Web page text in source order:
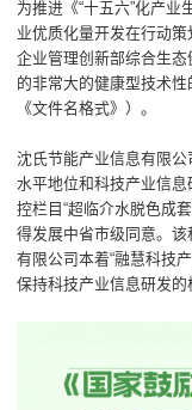
为推进《“十五六”化产
业优质化量开发在行动
企业管理创新部综合生
的非常大的健康型技术
《文件名格式》）。
沈氏节能产业信息有限
水平地位和科技产业信
控栏目“超临介水脱色成
得发展中省市级同意。
有限公司本着“融慧科技
保持科技产业信息研发的